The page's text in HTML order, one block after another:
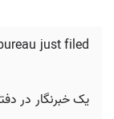
just filed
یک خبرنگار در